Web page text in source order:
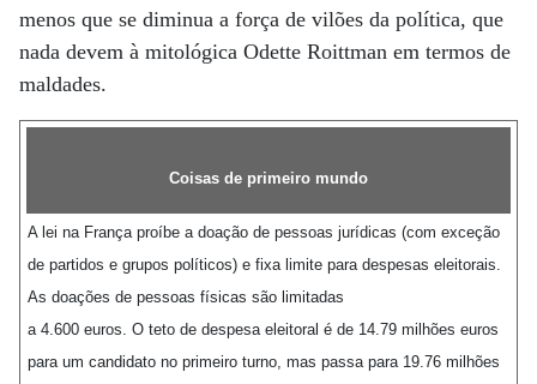
menos que se diminua a força de vilões da política, que
nada devem à mitológica Odette Roittman em termos de
maldades.
Coisas de primeiro mundo
A lei na França proíbe a doação de pessoas jurídicas (com exceção
de partidos e grupos políticos) e fixa limite para despesas eleitorais.
As doações de pessoas físicas são limitadas
a 4.600 euros. O teto de despesa eleitoral é de 14.79 milhões euros
para um candidato no primeiro turno, mas passa para 19.76 milhões